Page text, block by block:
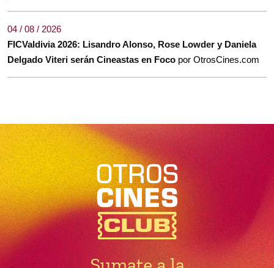
04 / 08 / 2026
FICValdivia 2026: Lisandro Alonso, Rose Lowder y Daniela
Delgado Viteri serán Cineastas en Foco por OtrosCines.com